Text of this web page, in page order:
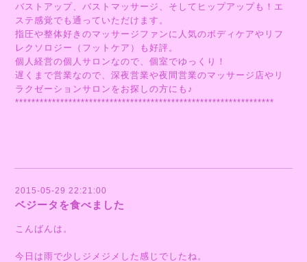
バストアップ、バストマッサージ、そしてヒップアップも！エ
ステ感覚でも通っていただけます。
指圧や整体好きのマッサージファンに人気のボディケアやリフ
レクソロジー（フットケア）も好評。
個人経営の個人サロンなので、個室でゆっくり！
遅くまで営業なので、深夜営業や夜間営業のマッサージ店やリ
ラクゼーションサロンをお探しの方にも♪
***************************************************************
2015-05-29 22:21:00
ベジータを食べました
こんばんは。
今日は雨で少しジメジメした感じでしたね。